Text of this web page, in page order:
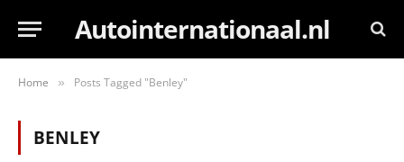
Autointernationaal.nl
Home » Posts Tagged "Benley"
BENLEY